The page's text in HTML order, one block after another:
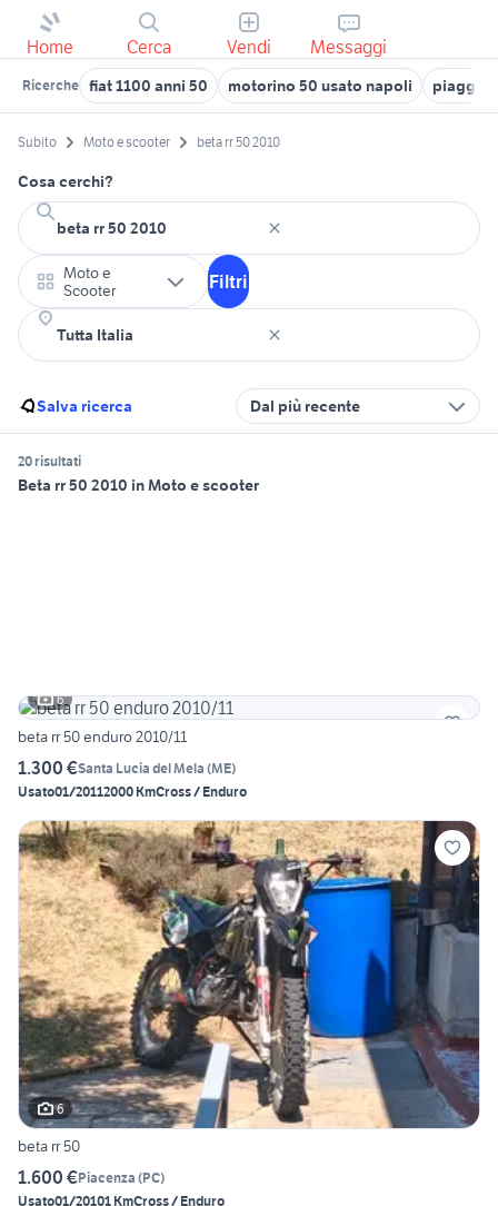
Home Cerca Vendi Messaggi
Ricerche fiat 1100 anni 50 motorino 50 usato napoli piaggio
Subito Moto e scooter beta rr 50 2010
Cosa cerchi?
Moto e
Scooter
Filtri
Salva ricerca Dal più recente
20 risultati
Beta rr 50 2010 in Moto e scooter
6
beta rr 50 enduro 2010/11
1.300 €Santa Lucia del Mela (ME)
Usato01/20112000 KmCross / Enduro
6
beta rr 50
1.600 €Piacenza (PC)
Usato01/20101 KmCross / Enduro